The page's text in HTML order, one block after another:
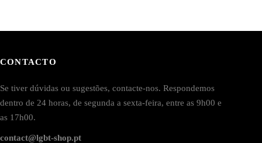
CONTACTO
Se tiver dúvidas ou sugestões, contacte-nos. Respondemos
dentro de 24 horas, de segunda a sexta-feira, entre as 9h00 e
as 17h00.
contact@lgbt-shop.pt